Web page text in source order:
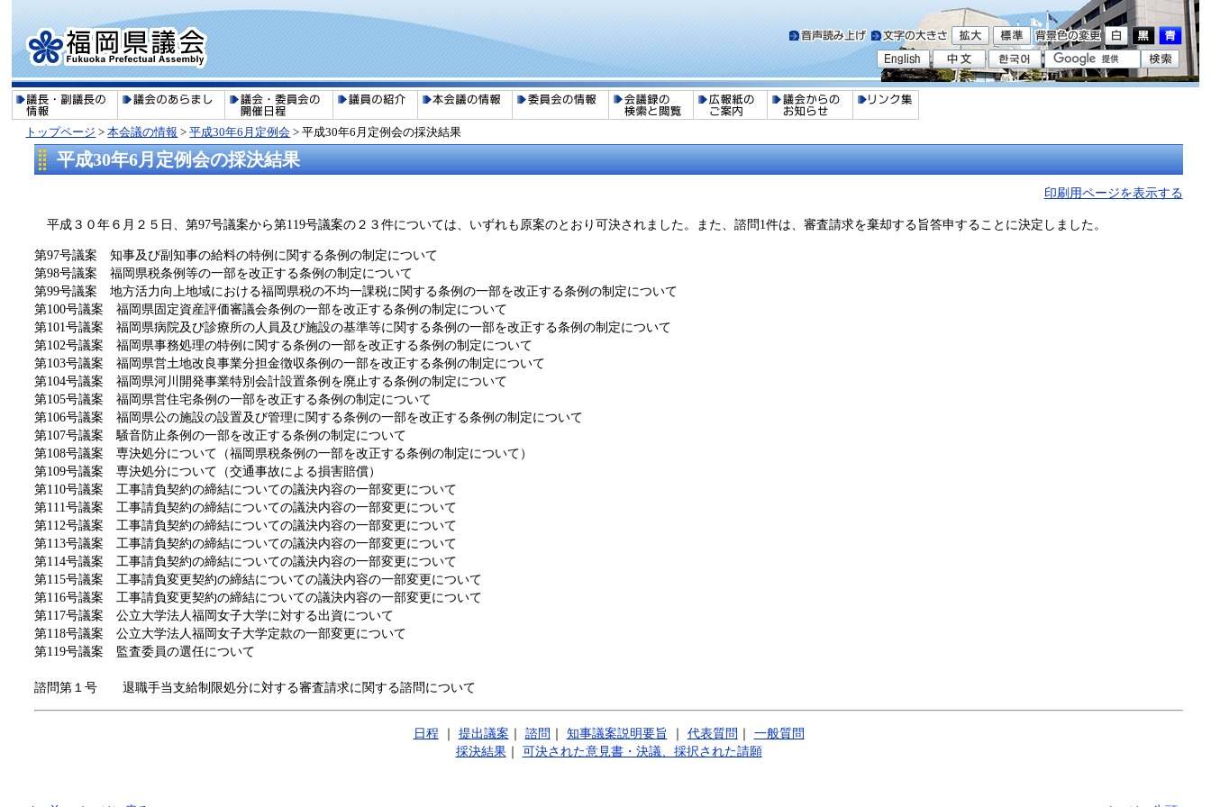
トップページ >本会議の情報 >平成30年6月定例会 > 平成30年6月定例会の採決結果
平成30年6月定例会の採決結果
印刷用ページを表示する
平成３０年６月２５日、第97号議案から第119号議案の２３件については、いずれも原案のとおり可決されました。また、諮問1件は、審査請求を棄却する旨答申することに決定しました。
第97号議案 知事及び副知事の給料の特例に関する条例の制定について
第98号議案 福岡県税条例等の一部を改正する条例の制定について
第99号議案 地方活力向上地域における福岡県税の不均一課税に関する条例の一部を改正する条例の制定について
第100号議案 福岡県固定資産評価審議会条例の一部を改正する条例の制定について
第101号議案 福岡県病院及び診療所の人員及び施設の基準等に関する条例の一部を改正する条例の制定について
第102号議案 福岡県事務処理の特例に関する条例の一部を改正する条例の制定について
第103号議案 福岡県営土地改良事業分担金徴収条例の一部を改正する条例の制定について
第104号議案 福岡県河川開発事業特別会計設置条例を廃止する条例の制定について
第105号議案 福岡県営住宅条例の一部を改正する条例の制定について
第106号議案 福岡県公の施設の設置及び管理に関する条例の一部を改正する条例の制定について
第107号議案 騒音防止条例の一部を改正する条例の制定について
第108号議案 専決処分について（福岡県税条例の一部を改正する条例の制定について）
第109号議案 専決処分について（交通事故による損害賠償）
第110号議案 工事請負契約の締結についての議決内容の一部変更について
第111号議案 工事請負契約の締結についての議決内容の一部変更について
第112号議案 工事請負契約の締結についての議決内容の一部変更について
第113号議案 工事請負契約の締結についての議決内容の一部変更について
第114号議案 工事請負契約の締結についての議決内容の一部変更について
第115号議案 工事請負変更契約の締結についての議決内容の一部変更について
第116号議案 工事請負変更契約の締結についての議決内容の一部変更について
第117号議案 公立大学法人福岡女子大学に対する出資について
第118号議案 公立大学法人福岡女子大学定款の一部変更について
第119号議案 監査委員の選任について
諮問第１号 退職手当支給制限処分に対する審査請求に関する諮問について
日程 ｜ 提出議案 ｜ 諮問 ｜ 知事議案説明要旨 ｜ 代表質問 ｜ 一般質問
採決結果｜ 可決された意見書・決議、採択された請願